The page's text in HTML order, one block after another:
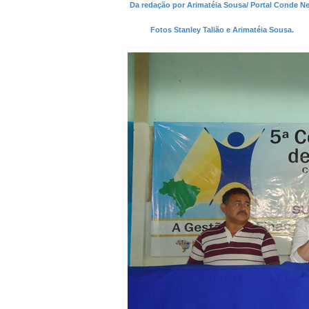
Da redação por Arimatéia Sousa/ Portal Conde
Fotos Stanley Talião e Arimatéia Sousa.